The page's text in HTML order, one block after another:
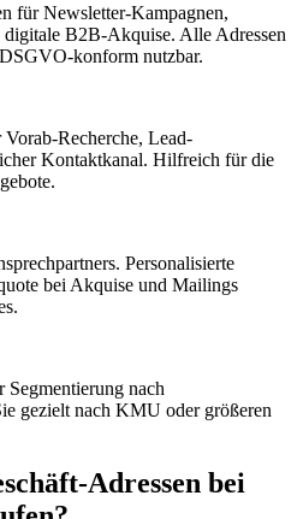
für Newsletter-Kampagnen,
B2B-Akquise. Alle Adressen
konform nutzbar.
Recherche, Lead-
Kontaktkanal. Hilfreich für die
Personalisierte
bei Akquise und Mailings
Segmentierung nach
gezielt nach KMU oder größeren
-Adressen bei